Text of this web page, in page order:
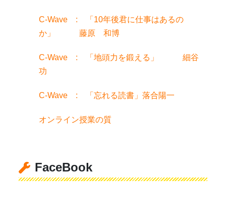
C-Wave : 「10年後君に仕事はあるの
か」 藤原 和博
C-Wave : 「地頭力を鍛える」 細谷
功
C-Wave : 「忘れる読書」落合陽一
オンライン授業の質
FaceBook